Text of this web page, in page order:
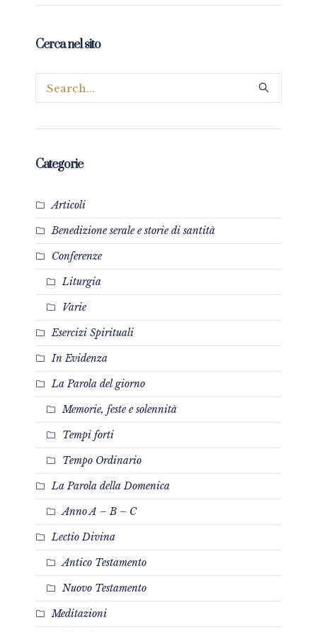
Cerca nel sito
Categorie
Articoli
Benedizione serale e storie di santità
Conferenze
Liturgia
Varie
Esercizi Spirituali
In Evidenza
La Parola del giorno
Memorie, feste e solennità
Tempi forti
Tempo Ordinario
La Parola della Domenica
Anno A – B – C
Lectio Divina
Antico Testamento
Nuovo Testamento
Meditazioni